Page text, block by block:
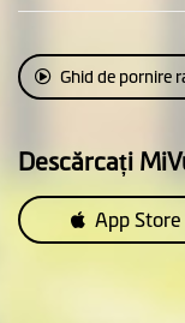
Ghid de pornire
Descărcați
App Store